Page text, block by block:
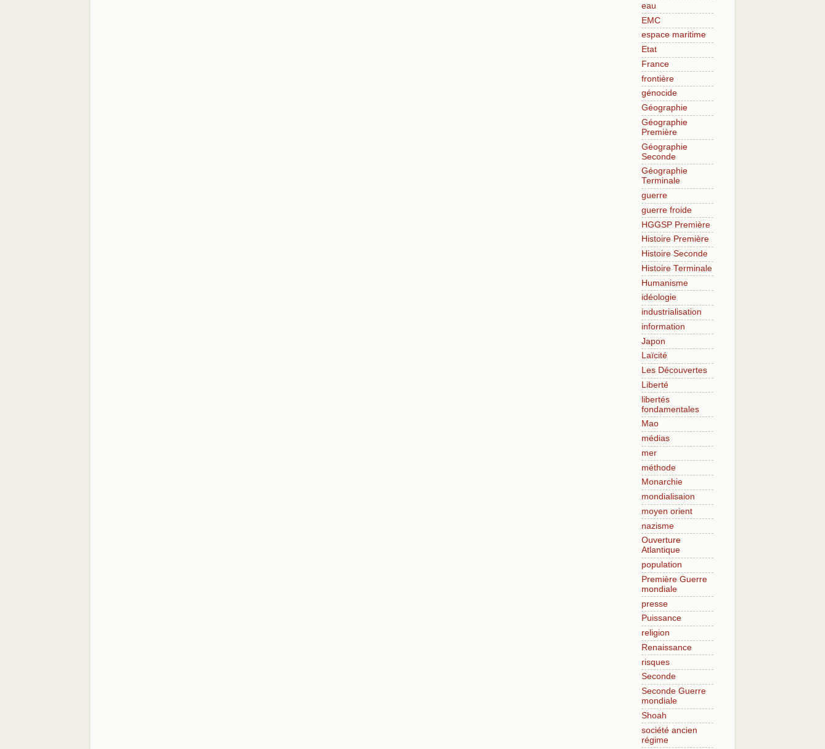
eau
EMC
espace maritime
Etat
France
frontière
génocide
Géographie
Géographie
Première
Géographie
Seconde
Géographie
Terminale
guerre
guerre froide
HGGSP Première
Histoire Première
Histoire Seconde
Histoire Terminale
Humanisme
idéologie
industrialisation
information
Japon
Laïcité
Les Découvertes
Liberté
libertés
fondamentales
Mao
médias
mer
méthode
Monarchie
mondialisaion
moyen orient
nazisme
Ouverture
Atlantique
population
Première Guerre
mondiale
presse
Puissance
religion
Renaissance
risques
Seconde
Seconde Guerre
mondiale
Shoah
société ancien
régime